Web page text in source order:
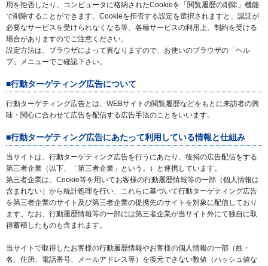
用を拒否したり、コンピュータに格納されたCookieを「閲覧履歴の削除」機能
で削除することができます。Cookieを拒否する設定を選択されますと、認証が
必要なサービスを受けられなくなる等、各種サービスの利用上、制約を受ける
場合がありますのでご注意ください。
設定方法は、ブラウザによって異なりますので、お使いのブラウザの「ヘル
プ」メニューでご確認下さい。
■行動ターゲティング広告について
行動ターゲティング広告とは、WEBサイトの閲覧履歴などをもとに来訪者の興
味・関心に合わせて広告を配信する広告手法のことをいいます。
■行動ターゲティング広告にあたって利用している情報と仕組み
当サイトは、行動ターゲティング広告を行うにあたり、後掲の広告配信をする
第三者企業（以下、「第三者企業」という。）と連携しています。
第三者企業は、Cookie等を用いてお客様の行動履歴情報等の一部（個人情報は
含まれない）から統計処理を行い、これらに基づいて行動ターゲティング広告
を第三者企業のサイト及び第三者企業の提携先のサイトを対象に配信しており
ます。なお、行動履歴情報等の一部には第三者企業が当サイト外にて独自に取
得蓄積したものも含まれます。
当サイトで取得したお客様の行動履歴情報やお客様の個人情報の一部（姓・
名、住所、電話番号、メールアドレス等）を復元できない数値（ハッシュ値な